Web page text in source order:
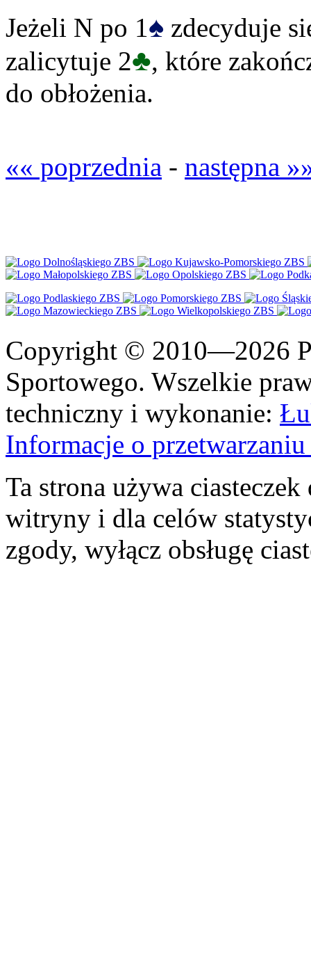
Jeżeli N po 1♠ zdecyduje
zalicytuje 2♣, które
do obłożenia.
«« poprzednia - następna
Copyright © 2010—2026
Sportowego. Wszelkie
techniczny i wykonanie:
Informacje o
Ta strona używa
witryny i dla celów
zgody, wyłącz obsługę